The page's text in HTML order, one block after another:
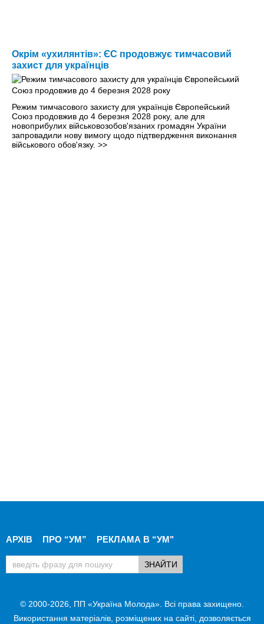
Окрім «ухилянтів»: ЄС продовжує тимчасовий
захист для українців
Режим тимчасового захисту для українців Європейський
Союз продовжив до 4 березня 2028 року, але для
новоприбулих військовозобов'язаних громадян України
запровадили нову вимогу щодо підтвердження виконання
військового обов'язку. >>
АРХІВ ПРО “УМ” РЕКЛАМА В “УМ"
© 2000-2026, ПП «Україна Молода». Всі права захищено.
Використання матеріалів, розміщених на сайті, дозволяється